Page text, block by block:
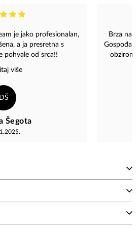
je jako profesionalan,
a ja presretna s
pohvale od srca!!
više
DŠ
Šegota
Brza
Gospođa
obzirom